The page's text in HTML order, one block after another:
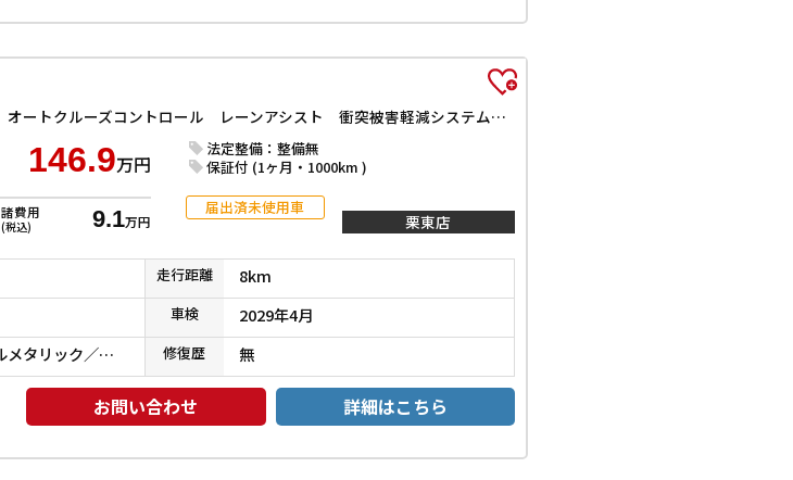
ハイブリッドG 届出済未使用車 禁煙車 全周囲カメラ 9型ナビ TV クリアランスソナー オートクルーズコントロール レーンアシスト 衝突被害軽減システム アイドリングストップ 電動格納ミラー シートヒーター CVT
146.9万円
諸費用
(税込) 9.1万円
法定整備：整備無
保証付 (1ヶ月・1000km )
届出済未使用車
栗東店
走行距離 8km
車検 2029年4月
クールカーキパールメタリック／ソフトベージュメタリック 修復歴 無
お問い合わせ 詳細はこちら